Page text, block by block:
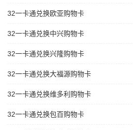
32一卡通兑换欧亚购物卡
32一卡通兑换中兴购物卡
32一卡通兑换兴隆购物卡
32一卡通兑换大福源购物卡
32一卡通兑换维多利购物卡
32一卡通兑换包百购物卡